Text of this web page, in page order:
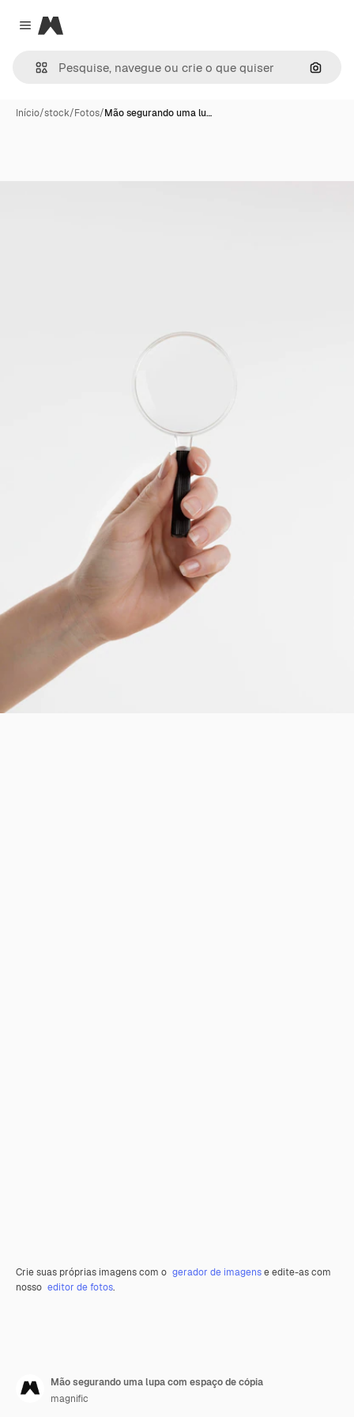
Close menu
Magnific
Início/stock/Fotos/Mão segurando uma lu…
Crie suas próprias imagens com o gerador de imagense edite-as com
nosso editor de fotos.
Mão segurando uma lupa com espaço de cópia
magnific